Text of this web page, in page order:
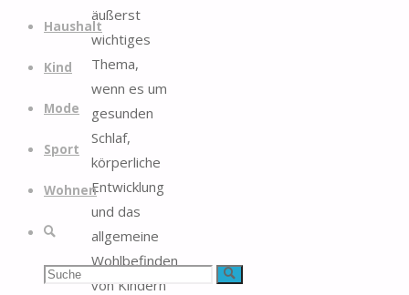
Haushalt
Kind
Mode
Sport
Wohnen
Suche
Suchen Suche
äußerst
wichtiges
Thema,
wenn es um
gesunden
Schlaf,
körperliche
Entwicklung
und das
allgemeine
Wohlbefinden
von Kindern